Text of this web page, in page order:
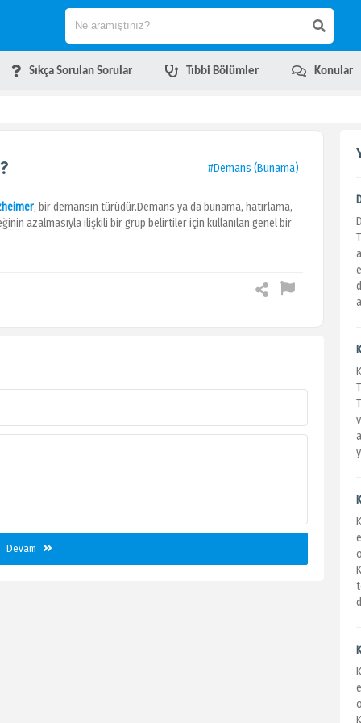
Sıkça Sorulan Sorular Tıbbi Bölümler Konular
#Demans (Bunama)
, bir demansın türüdür.Demans ya da bunama, hatırlama,
azalmasıyla ilişkili bir grup belirtiler için kullanılan genel bir
Devam